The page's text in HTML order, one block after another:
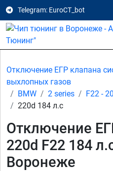
Telegram: EuroCT_bot
Отключение ЕГР клапана
выхлопных газов
BMW
2 series F22 -
220d 184 л.с
Отключение
220d F22 184
Воронеже